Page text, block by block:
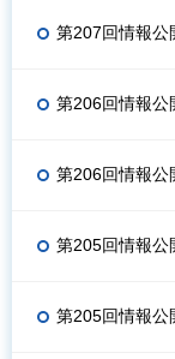
第207回情報公
第206回情報公
第206回情報公
第205回情報公
第205回情報公